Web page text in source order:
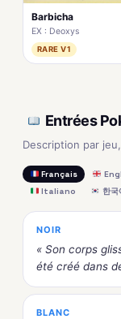
Barbicha
EX : Deoxys
RARE V1
Entrées
Description par
Français
Italiano
한국
NOIR
« Son corps
été créé dans
BLANC